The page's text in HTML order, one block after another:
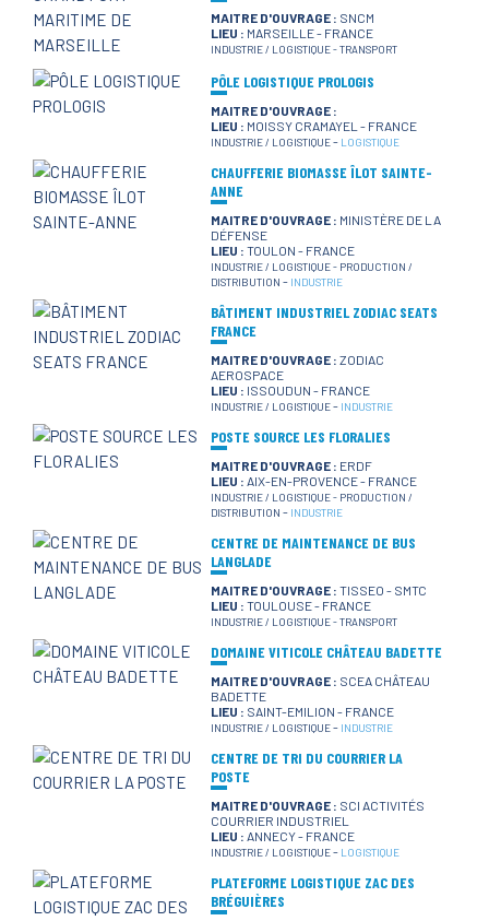
MAITRE D'OUVRAGE : SNCM
LIEU : MARSEILLE - FRANCE
INDUSTRIE / LOGISTIQUE-TRANSPORT
PÔLE LOGISTIQUE PROLOGIS
MAITRE D'OUVRAGE :
LIEU : MOISSY CRAMAYEL - FRANCE
INDUSTRIE / LOGISTIQUE- LOGISTIQUE
CHAUFFERIE BIOMASSE ÎLOT SAINTE-
ANNE
MAITRE D'OUVRAGE : MINISTÈRE DE LA
DÉFENSE
LIEU : TOULON - FRANCE
INDUSTRIE / LOGISTIQUE- PRODUCTION /
DISTRIBUTION - INDUSTRIE
BÂTIMENT INDUSTRIEL ZODIAC SEATS
FRANCE
MAITRE D'OUVRAGE : ZODIAC
AEROSPACE
LIEU : ISSOUDUN - FRANCE
INDUSTRIE / LOGISTIQUE- INDUSTRIE
POSTE SOURCE LES FLORALIES
MAITRE D'OUVRAGE : ERDF
LIEU : AIX-EN-PROVENCE - FRANCE
INDUSTRIE / LOGISTIQUE- PRODUCTION /
DISTRIBUTION - INDUSTRIE
CENTRE DE MAINTENANCE DE BUS
LANGLADE
MAITRE D'OUVRAGE : TISSEO - SMTC
LIEU : TOULOUSE - FRANCE
INDUSTRIE / LOGISTIQUE-TRANSPORT
DOMAINE VITICOLE CHÂTEAU BADETTE
MAITRE D'OUVRAGE : SCEA CHÂTEAU
BADETTE
LIEU : SAINT-EMILION - FRANCE
INDUSTRIE / LOGISTIQUE- INDUSTRIE
CENTRE DE TRI DU COURRIER LA
POSTE
MAITRE D'OUVRAGE : SCI ACTIVITÉS
COURRIER INDUSTRIEL
LIEU : ANNECY - FRANCE
INDUSTRIE / LOGISTIQUE- LOGISTIQUE
PLATEFORME LOGISTIQUE ZAC DES
BRÉGUIÈRES